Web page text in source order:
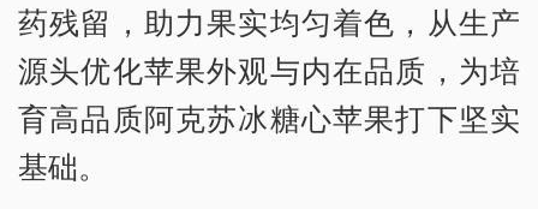
药残留，助力果实均匀着色，从生产
源头优化苹果外观与内在品质，为培
育高品质阿克苏冰糖心苹果打下坚实
基础。